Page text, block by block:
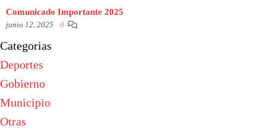
Comunicado Importante 2025
junio 12, 2025 0
Categorias
Deportes
Gobierno
Municipio
Otras